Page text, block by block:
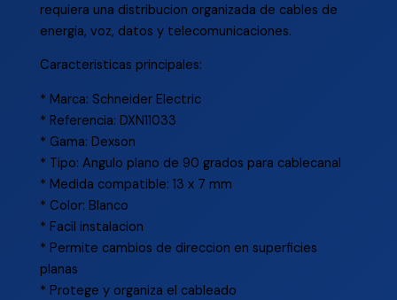
requiera una distribucion organizada de cables de
energia, voz, datos y telecomunicaciones.
Caracteristicas principales:
* Marca: Schneider Electric
* Referencia: DXN11033
* Gama: Dexson
* Tipo: Angulo plano de 90 grados para cablecanal
* Medida compatible: 13 x 7 mm
* Color: Blanco
* Facil instalacion
* Permite cambios de direccion en superficies
planas
* Protege y organiza el cableado